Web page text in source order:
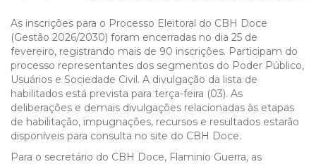
As inscrições para o Processo Eleitoral do CBH Doce
(Gestão 2026/2030) foram encerradas no dia 25 de
fevereiro, registrando mais de 90 inscrições. Participam do
processo representantes dos segmentos do Poder Público,
Usuários e Sociedade Civil. A divulgação da lista de
habilitados está prevista para terça-feira (03). As
deliberações e demais divulgações relacionadas às etapas
de habilitação, impugnações, recursos e resultados estarão
disponíveis para consulta no site do CBH Doce.
Para o secretário do CBH Doce, Flaminio Guerra, as